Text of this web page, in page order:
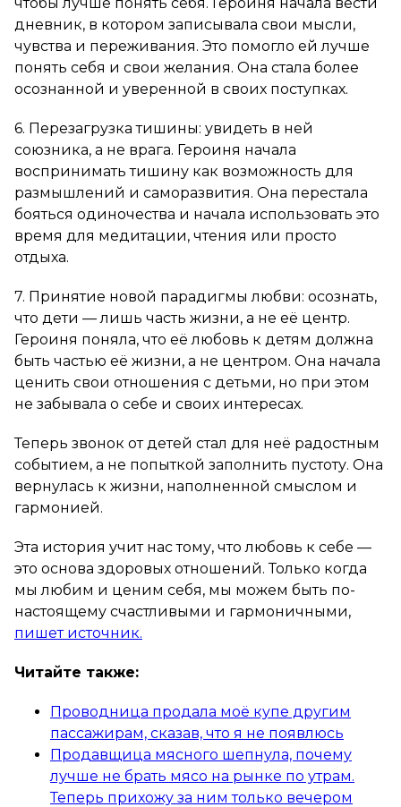
дневник, в котором записывала свои мысли,
чувства и переживания. Это помогло ей лучше
понять себя и свои желания. Она стала более
осознанной и уверенной в своих поступках.
6. Перезагрузка тишины: увидеть в ней
союзника, а не врага. Героиня начала
воспринимать тишину как возможность для
размышлений и саморазвития. Она перестала
бояться одиночества и начала использовать это
время для медитации, чтения или просто
отдыха.
7. Принятие новой парадигмы любви: осознать,
что дети — лишь часть жизни, а не её центр.
Героиня поняла, что её любовь к детям должна
быть частью её жизни, а не центром. Она начала
ценить свои отношения с детьми, но при этом
не забывала о себе и своих интересах.
Теперь звонок от детей стал для неё радостным
событием, а не попыткой заполнить пустоту. Она
вернулась к жизни, наполненной смыслом и
гармонией.
Эта история учит нас тому, что любовь к себе —
это основа здоровых отношений. Только когда
мы любим и ценим себя, мы можем быть по-
настоящему счастливыми и гармоничными,
пишет источник.
Читайте также:
Проводница продала моё купе другим
пассажирам, сказав, что я не появлюсь
Продавщица мясного шепнула, почему
лучше не брать мясо на рынке по утрам.
Теперь прихожу за ним только вечером